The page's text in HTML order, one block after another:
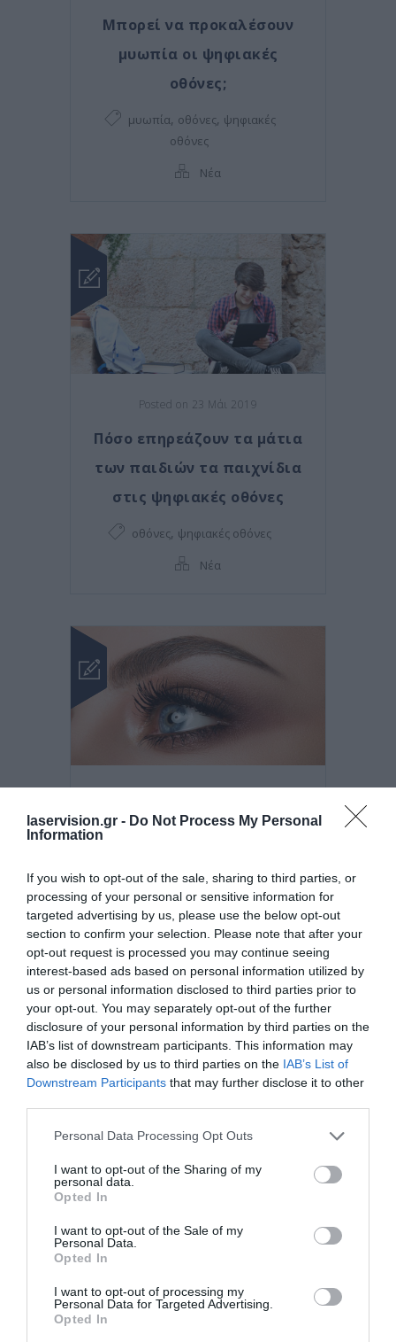
laservision.gr - Do Not Process My Personal
Information
If you wish to opt-out of the sale, sharing to third parties, or
processing of your personal or sensitive information for
targeted advertising by us, please use the below opt-out
section to confirm your selection. Please note that after your
opt-out request is processed you may continue seeing
interest-based ads based on personal information utilized by
us or personal information disclosed to third parties prior to
your opt-out. You may separately opt-out of the further
disclosure of your personal information by third parties on the
IAB’s list of downstream participants. This information may
also be disclosed by us to third parties on the IAB’s List of
Downstream Participants that may further disclose it to other
Please note that this website/app uses one or more Google
not limited to your visit or usage behaviour. You may click to
grant or deny consent to Google and its third-party tags to
use your data for below specified purposes in below Google
consent section.
Personal Data Processing Opt Outs
I want to opt-out of the Sharing of my
personal data.
Opted In
I want to opt-out of the Sale of my
Personal Data.
Opted In
I want to opt-out of processing my
Personal Data for Targeted Advertising.
Opted In
Μπορεί να προκαλέσουν
μυωπία οι ψηφιακές
οθόνες;
μυωπία, οθόνες, ψηφιακές
οθόνες
Νέα
Posted on 23 Μάι 2019
Πόσο επηρεάζουν τα μάτια
των παιδιών τα παιχνίδια
στις ψηφιακές οθόνες
οθόνες, ψηφιακές οθόνες
Νέα
Πολύτιμες συμβουλές για
υπολογιστή
οθόνες , ψηφιακές οθόνες
Νέα
Μήπως ο υπολογιστής σε
οθόνες,ψηφιακές οθόνες